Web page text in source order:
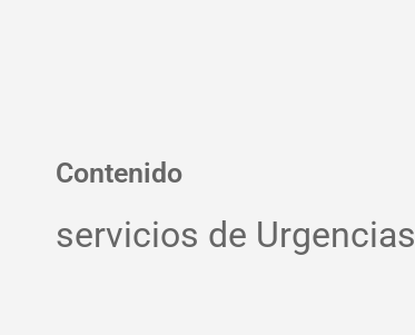
Contenido
servicios de Urgencias